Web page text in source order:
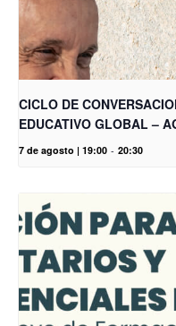
CICLO DE
EDUCATIVO GLOBAL –
7 de agosto | 19:00 - 20:30